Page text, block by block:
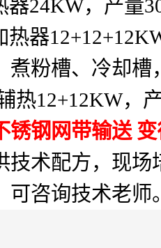
器24KW，产量
热器
煮粉槽、冷却
热12+12KW，
锈钢网带输送
技术配方，现
可咨询技术老